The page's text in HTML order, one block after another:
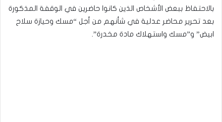
بالاحتفاظ ببعض الأشخاص الذين كانوا حاضرين في الوقفة المذكورة
بعد تحرير محاضر عدلية في شأنهم من أجل “مسك وحيازة سلاح
ابيض” و”مسك واستهلاك مادة مخدرة”.